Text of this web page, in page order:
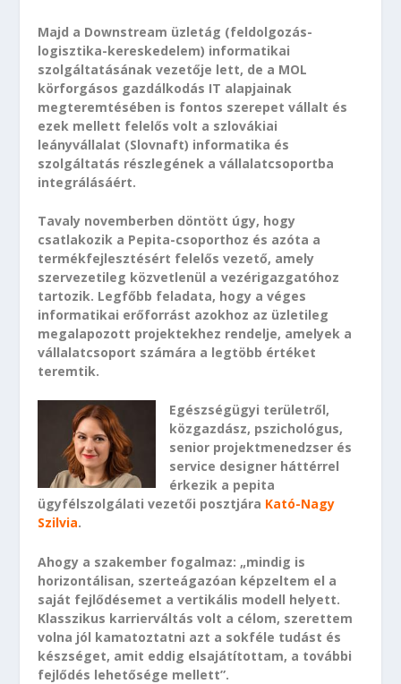
Majd a Downstream üzletág (feldolgozás-
logisztika-kereskedelem) informatikai
szolgáltatásának vezetője lett, de a MOL
körforgásos gazdálkodás IT alapjainak
megteremtésében is fontos szerepet vállalt és
ezek mellett felelős volt a szlovákiai
leányvállalat (Slovnaft) informatika és
szolgáltatás részlegének a vállalatcsoportba
integrálásáért.
Tavaly novemberben döntött úgy, hogy
csatlakozik a Pepita-csoporthoz és azóta a
termékfejlesztésért felelős vezető, amely
szervezetileg közvetlenül a vezérigazgatóhoz
tartozik. Legfőbb feladata, hogy a véges
informatikai erőforrást azokhoz az üzletileg
megalapozott projektekhez rendelje, amelyek a
vállalatcsoport számára a legtöbb értéket
teremtik.
Egészségügyi területről,
közgazdász, pszichológus,
senior projektmenedzser és
service designer háttérrel
érkezik a pepita
ügyfélszolgálati vezetői posztjára Kató-Nagy
Szilvia.
Ahogy a szakember fogalmaz: „mindig is
horizontálisan, szerteágazóan képzeltem el a
saját fejlődésemet a vertikális modell helyett.
Klasszikus karrierváltás volt a célom, szerettem
volna jól kamatoztatni azt a sokféle tudást és
készséget, amit eddig elsajátítottam, a további
fejlődés lehetősége mellett”.